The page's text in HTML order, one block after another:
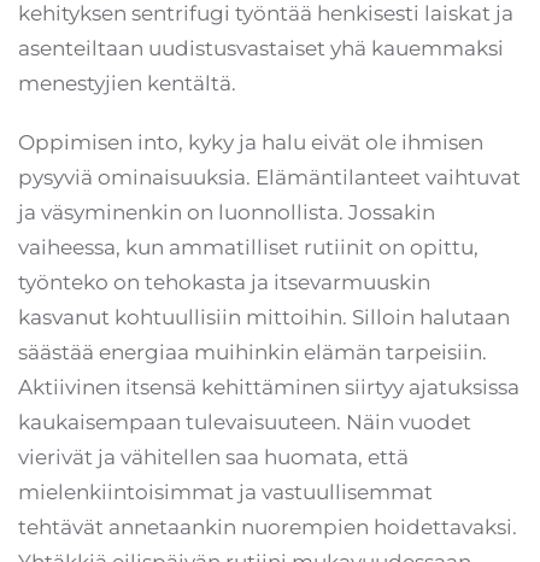
kehityksen sentrifugi työntää henkisesti laiskat ja
asenteiltaan uudistusvastaiset yhä kauemmaksi
menestyjien kentältä.
Oppimisen into, kyky ja halu eivät ole ihmisen
pysyviä ominaisuuksia. Elämäntilanteet vaihtuvat
ja väsyminenkin on luonnollista. Jossakin
vaiheessa, kun ammatilliset rutiinit on opittu,
työnteko on tehokasta ja itsevarmuuskin
kasvanut kohtuullisiin mittoihin. Silloin halutaan
säästää energiaa muihinkin elämän tarpeisiin.
Aktiivinen itsensä kehittäminen siirtyy ajatuksissa
kaukaisempaan tulevaisuuteen. Näin vuodet
vierivät ja vähitellen saa huomata, että
mielenkiintoisimmat ja vastuullisemmat
tehtävät annetaankin nuorempien hoidettavaksi.